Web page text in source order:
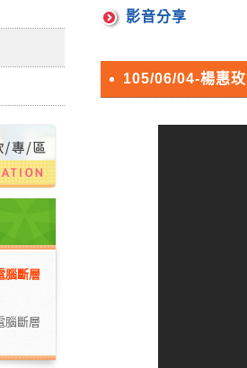
腦斷層
腦斷層
影音分享
105/06/04-楊惠